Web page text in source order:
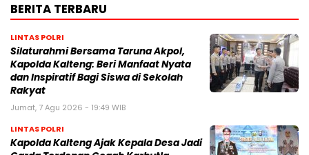
BERITA TERBARU
LINTAS POLRI
Silaturahmi Bersama Taruna Akpol,
Kapolda Kalteng: Beri Manfaat Nyata
dan Inspiratif Bagi Siswa di Sekolah
Rakyat
Jumat, 7 Agu 2026 - 19:49 WIB
LINTAS POLRI
Kapolda Kalteng Ajak Kepala Desa Jadi